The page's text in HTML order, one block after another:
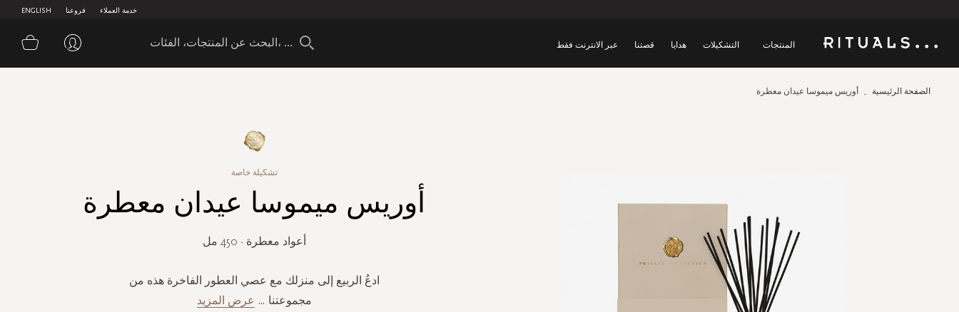
ENGLISH فروعنا خدمة العملاء
المنتجات التشكيلات هدايا قصتنا عبر الانترنت فقط سلة
الصفحة الرئيسية أوريس ميموسا عيدان معطرة
تشكيلة خاصة
أوريس ميموسا عيدان معطرة
أعواد معطرة - 450 مل
ادعُ الربيع إلى منزلك مع عصي العطور الفاخرة هذه من
مجموعتنا ... عرض المزيد